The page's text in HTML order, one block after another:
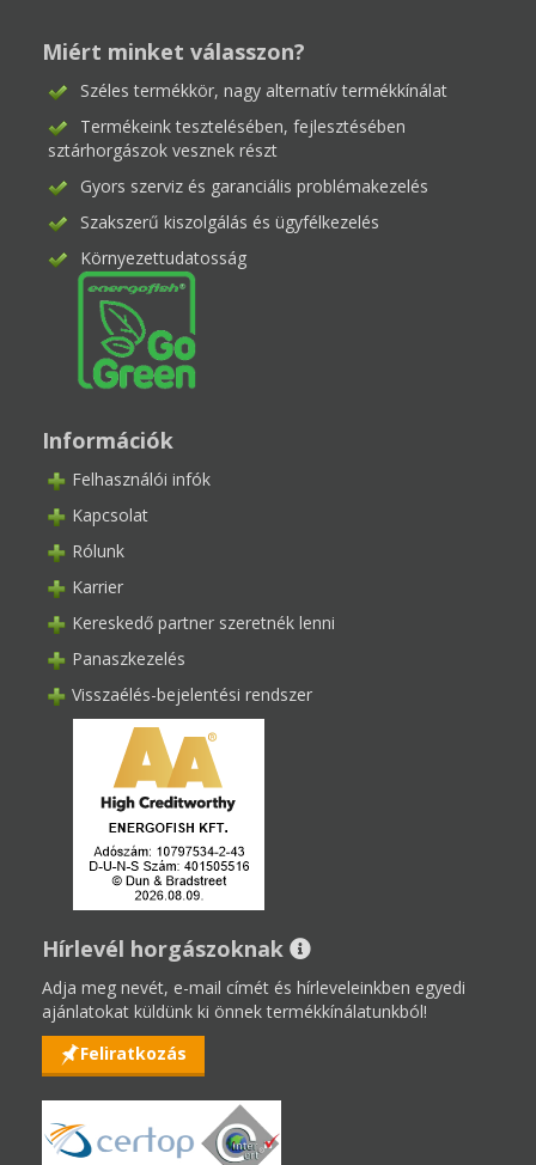
Miért minket válasszon?
Széles termékkör, nagy alternatív termékkínálat
Termékeink tesztelésében, fejlesztésében
sztárhorgászok vesznek részt
Gyors szerviz és garanciális problémakezelés
Szakszerű kiszolgálás és ügyfélkezelés
Környezettudatosság
Információk
Felhasználói infók
Kapcsolat
Rólunk
Karrier
Kereskedő partner szeretnék lenni
Panaszkezelés
Visszaélés-bejelentési rendszer
Hírlevél horgászoknak
Adja meg nevét, e-mail címét és hírleveleinkben egyedi
ajánlatokat küldünk ki önnek termékkínálatunkból!
Feliratkozás